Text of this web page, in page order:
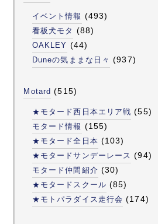
イベント情報 (493)
看板犬モタ (88)
OAKLEY (44)
Duneの気ままな日々 (937)
Motard (515)
★モタード西日本エリア戦 (55)
モタード情報 (155)
★モタード全日本 (103)
★モタードサンデーレース (94)
モタード仲間紹介 (30)
★モタードスクール (85)
★モトパラダイス走行会 (174)